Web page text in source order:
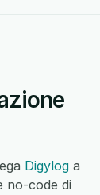
Digylog a
no-code di